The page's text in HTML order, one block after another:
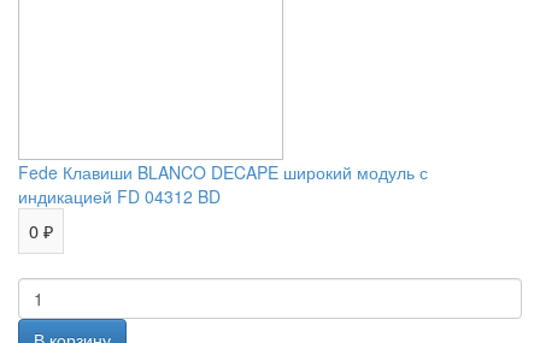
Fede Клавиши BLANCO DECAPE широкий модуль с
индикацией FD 04312 BD
0 ₽